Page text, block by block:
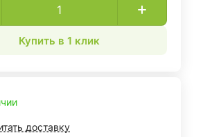
Купить в 1 клик
доставку